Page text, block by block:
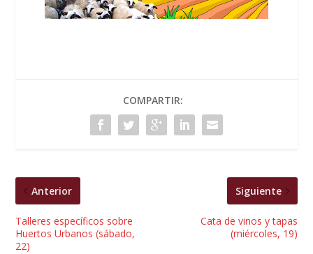
COMPARTIR:
Anterior
Talleres específicos sobre
Huertos Urbanos (sábado,
22)
Siguiente
Cata de vinos y tapas
(miércoles, 19)